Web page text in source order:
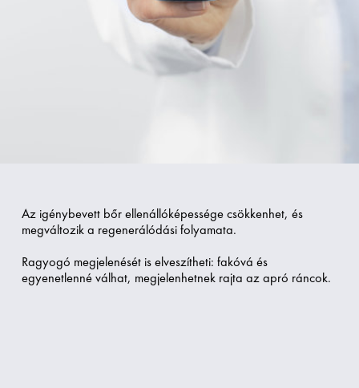
Az igénybevett bőr ellenállóképessége csökkenhet, és
megváltozik a regenerálódási folyamata.
Ragyogó megjelenését is elveszítheti: fakóvá és
egyenetlenné válhat, megjelenhetnek rajta az apró ráncok.